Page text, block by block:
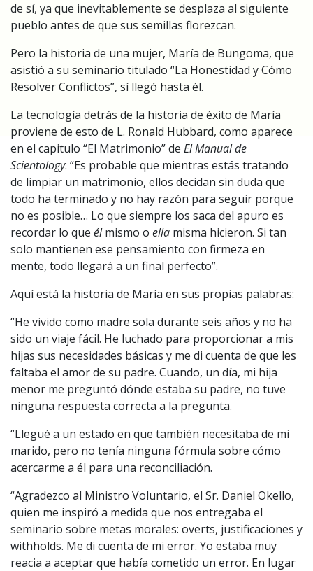
de sí, ya que inevitablemente se desplaza al siguiente
pueblo antes de que sus semillas florezcan.
Pero la historia de una mujer, María de Bungoma, que
asistió a su seminario titulado “La Honestidad y Cómo
Resolver Conflictos”, sí llegó hasta él.
La tecnología detrás de la historia de éxito de María
proviene de esto de L. Ronald Hubbard, como aparece
en el capitulo “El Matrimonio” de El Manual de
Scientology: “Es probable que mientras estás tratando
de limpiar un matrimonio, ellos decidan sin duda que
todo ha terminado y no hay razón para seguir porque
no es posible… Lo que siempre los saca del apuro es
recordar lo que élmismo o ella misma hicieron. Si tan
solo mantienen ese pensamiento con firmeza en
mente, todo llegará a un final perfecto”.
Aquí está la historia de María en sus propias palabras:
“He vivido como madre sola durante seis años y no ha
sido un viaje fácil. He luchado para proporcionar a mis
hijas sus necesidades básicas y me di cuenta de que les
faltaba el amor de su padre. Cuando, un día, mi hija
menor me preguntó dónde estaba su padre, no tuve
ninguna respuesta correcta a la pregunta.
“Llegué a un estado en que también necesitaba de mi
marido, pero no tenía ninguna fórmula sobre cómo
acercarme a él para una reconciliación.
“Agradezco al Ministro Voluntario, el Sr. Daniel Okello,
quien me inspiró a medida que nos entregaba el
seminario sobre metas morales: overts, justificaciones y
withholds. Me di cuenta de mi error. Yo estaba muy
reacia a aceptar que había cometido un error. En lugar